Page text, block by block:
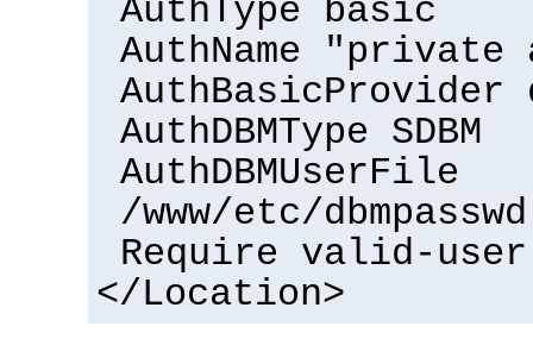
AuthType basic
AuthName "private
AuthBasicProvider
AuthDBMType SDBM
AuthDBMUserFile
/www/etc/dbmpasswd
Require valid-user
</Location>